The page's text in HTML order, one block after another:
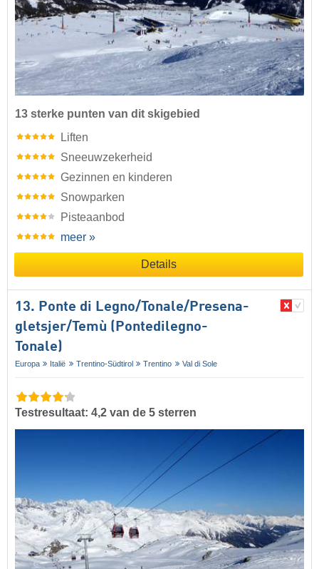
13 sterke punten van dit skigebied
Liften
Sneeuwzekerheid
Gezinnen en kinderen
Snowparken
Pisteaanbod
meer »
Details
13. Ponte di Legno/​​Tonale/​​Presena-
gletsjer/​​Temù (Pontedilegno-
Tonale)
Europa Italië Trentino-Südtirol Trentino Val di Sole
Testresultaat: 4,2 van de 5 sterren